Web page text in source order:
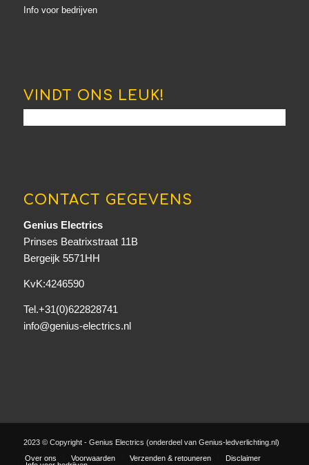
Info voor bedrijven
VINDT ONS LEUK!
CONTACT GEGEVENS
Genius Electrics
Prinses Beatrixstraat 11B
Bergeijk 5571HH
KvK:4246590
Tel.+31(0)622828741
info@genius-electrics.nl
2023 © Copyright - Genius Electrics (onderdeel van Genius-ledverlichting.nl)
Over ons
Voorwaarden Verzenden & retouneren
Disclaimer